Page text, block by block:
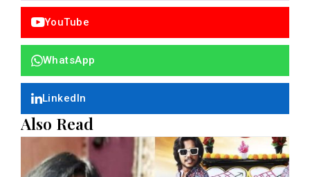
YouTube
WhatsApp
LinkedIn
Also Read